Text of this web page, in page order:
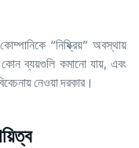
“নিষ্ক্রিয়” অবস্থায়
ব্যয়গুলি কমানো যায়, এবং
নেওয়া দরকার।